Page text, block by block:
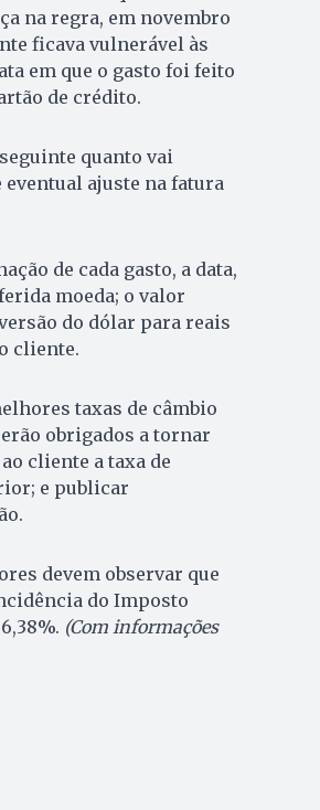
na regra, em novembro
ficava vulnerável às
em que o gasto foi feito
de crédito.
quanto vai
ajuste na fatura
de cada gasto, a data,
moeda; o valor
do dólar para reais
cliente.
taxas de câmbio
obrigados a tornar
cliente a taxa de
e publicar
devem observar que
do Imposto
(Com informações